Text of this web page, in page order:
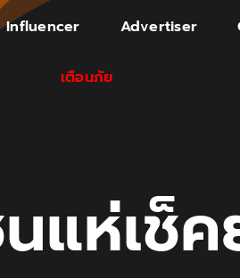
Influencer Advertiser
เตือนภัย
นแห่เช็